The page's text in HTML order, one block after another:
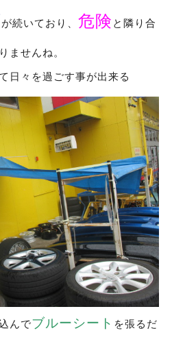
が続いており、 危険 と隣り合
ませんね。
日々を過ごす事が出来る
んでブルーシート を張るだ